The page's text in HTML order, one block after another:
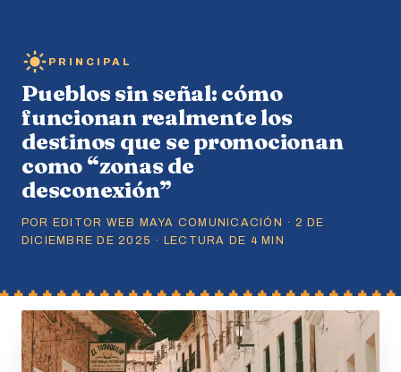
PRINCIPAL
Pueblos sin señal: cómo
funcionan realmente los
destinos que se promocionan
como “zonas de
desconexión”
POR EDITOR WEB MAYA COMUNICACIÓN · 2 DE
DICIEMBRE DE 2025 · LECTURA DE 4 MIN